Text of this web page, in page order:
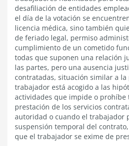
desafiliación de entidades
el día de la votación se
licencia médica, sino también
de feriado legal, permiso
cumplimiento de un cometido
todas que suponen una relación
las partes, pero una ausencia
contratadas, situación similar a la
trabajador está acogido a las
actividades que impide o prohíbe
prestación de los servicios
autoridad o cuando el trabajador
suspensión temporal del
que el trabajador se exime de